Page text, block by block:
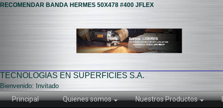
RECOMENDAR BANDA HERMES 50X478 #400 JFLEX
TECNOLOGIAS EN SUPERFICIES S.A.
Bienvenido: Invitado
Principal Quienes somos Nuestros Productos